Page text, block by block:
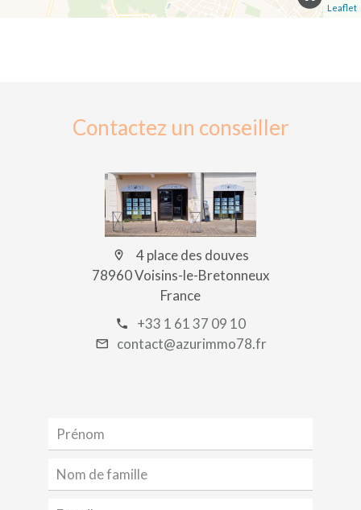
Leaflet
Contactez un conseiller
4 place des douves
78960 Voisins-le-Bretonneux
France
+33 1 61 37 09 10
contact@azurimmo78.fr